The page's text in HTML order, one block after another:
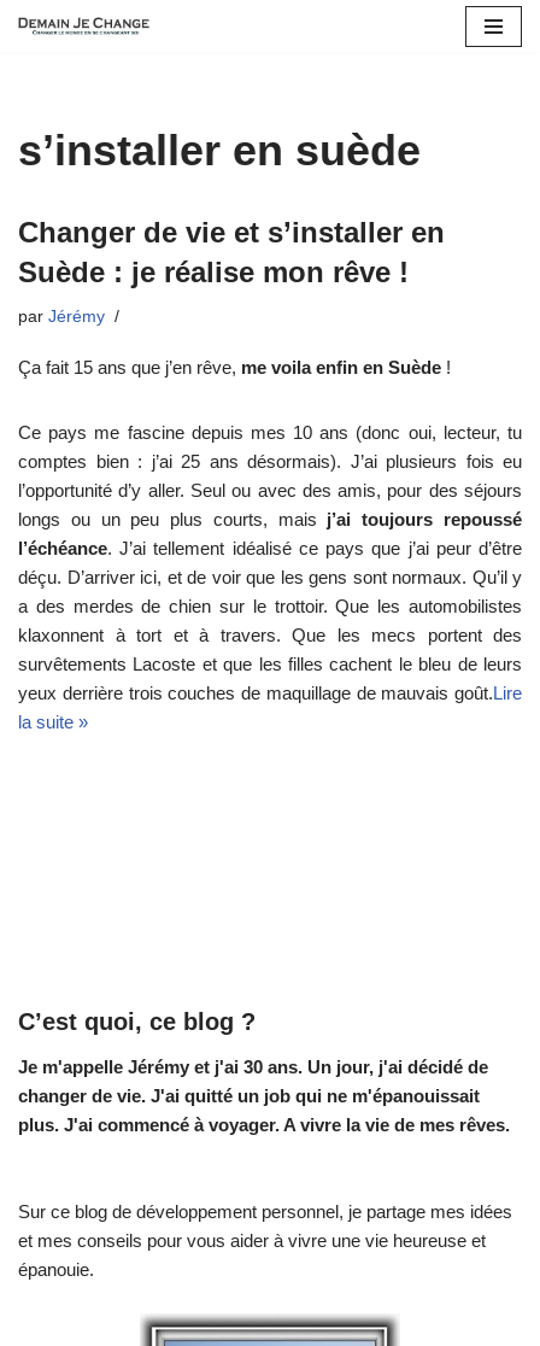
s’installer en suède
Changer de vie et s’installer en
Suède : je réalise mon rêve !
par Jérémy
Ça fait 15 ans que j’en rêve, me voila enfin en Suède !
Ce pays me fascine depuis mes 10 ans (donc oui, lecteur, tu
comptes bien : j’ai 25 ans désormais). J’ai plusieurs fois eu
l’opportunité d’y aller. Seul ou avec des amis, pour des séjours
longs ou un peu plus courts, mais j’ai toujours repoussé
l’échéance. J’ai tellement idéalisé ce pays que j’ai peur d’être
déçu. D’arriver ici, et de voir que les gens sont normaux. Qu’il y
a des merdes de chien sur le trottoir. Que les automobilistes
klaxonnent à tort et à travers. Que les mecs portent des
survêtements Lacoste et que les filles cachent le bleu de leurs
yeux derrière trois couches de maquillage de mauvais goût.Lire
la suite »
C’est quoi, ce blog ?
Je m'appelle Jérémy et j'ai 30 ans. Un jour, j'ai décidé de
changer de vie. J'ai quitté un job qui ne m'épanouissait
plus. J'ai commencé à voyager. A vivre la vie de mes rêves.
Sur ce blog de développement personnel, je partage mes idées
et mes conseils pour vous aider à vivre une vie heureuse et
épanouie.